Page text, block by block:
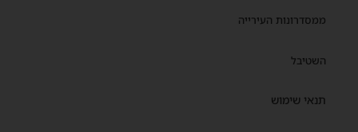
ממסדרונות העירייה
השטיבל
תנאי שימוש